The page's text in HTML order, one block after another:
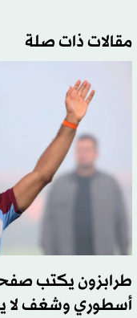
مقالات ذات صلة
طرابزون يكتب
أسطوري وشغف لا